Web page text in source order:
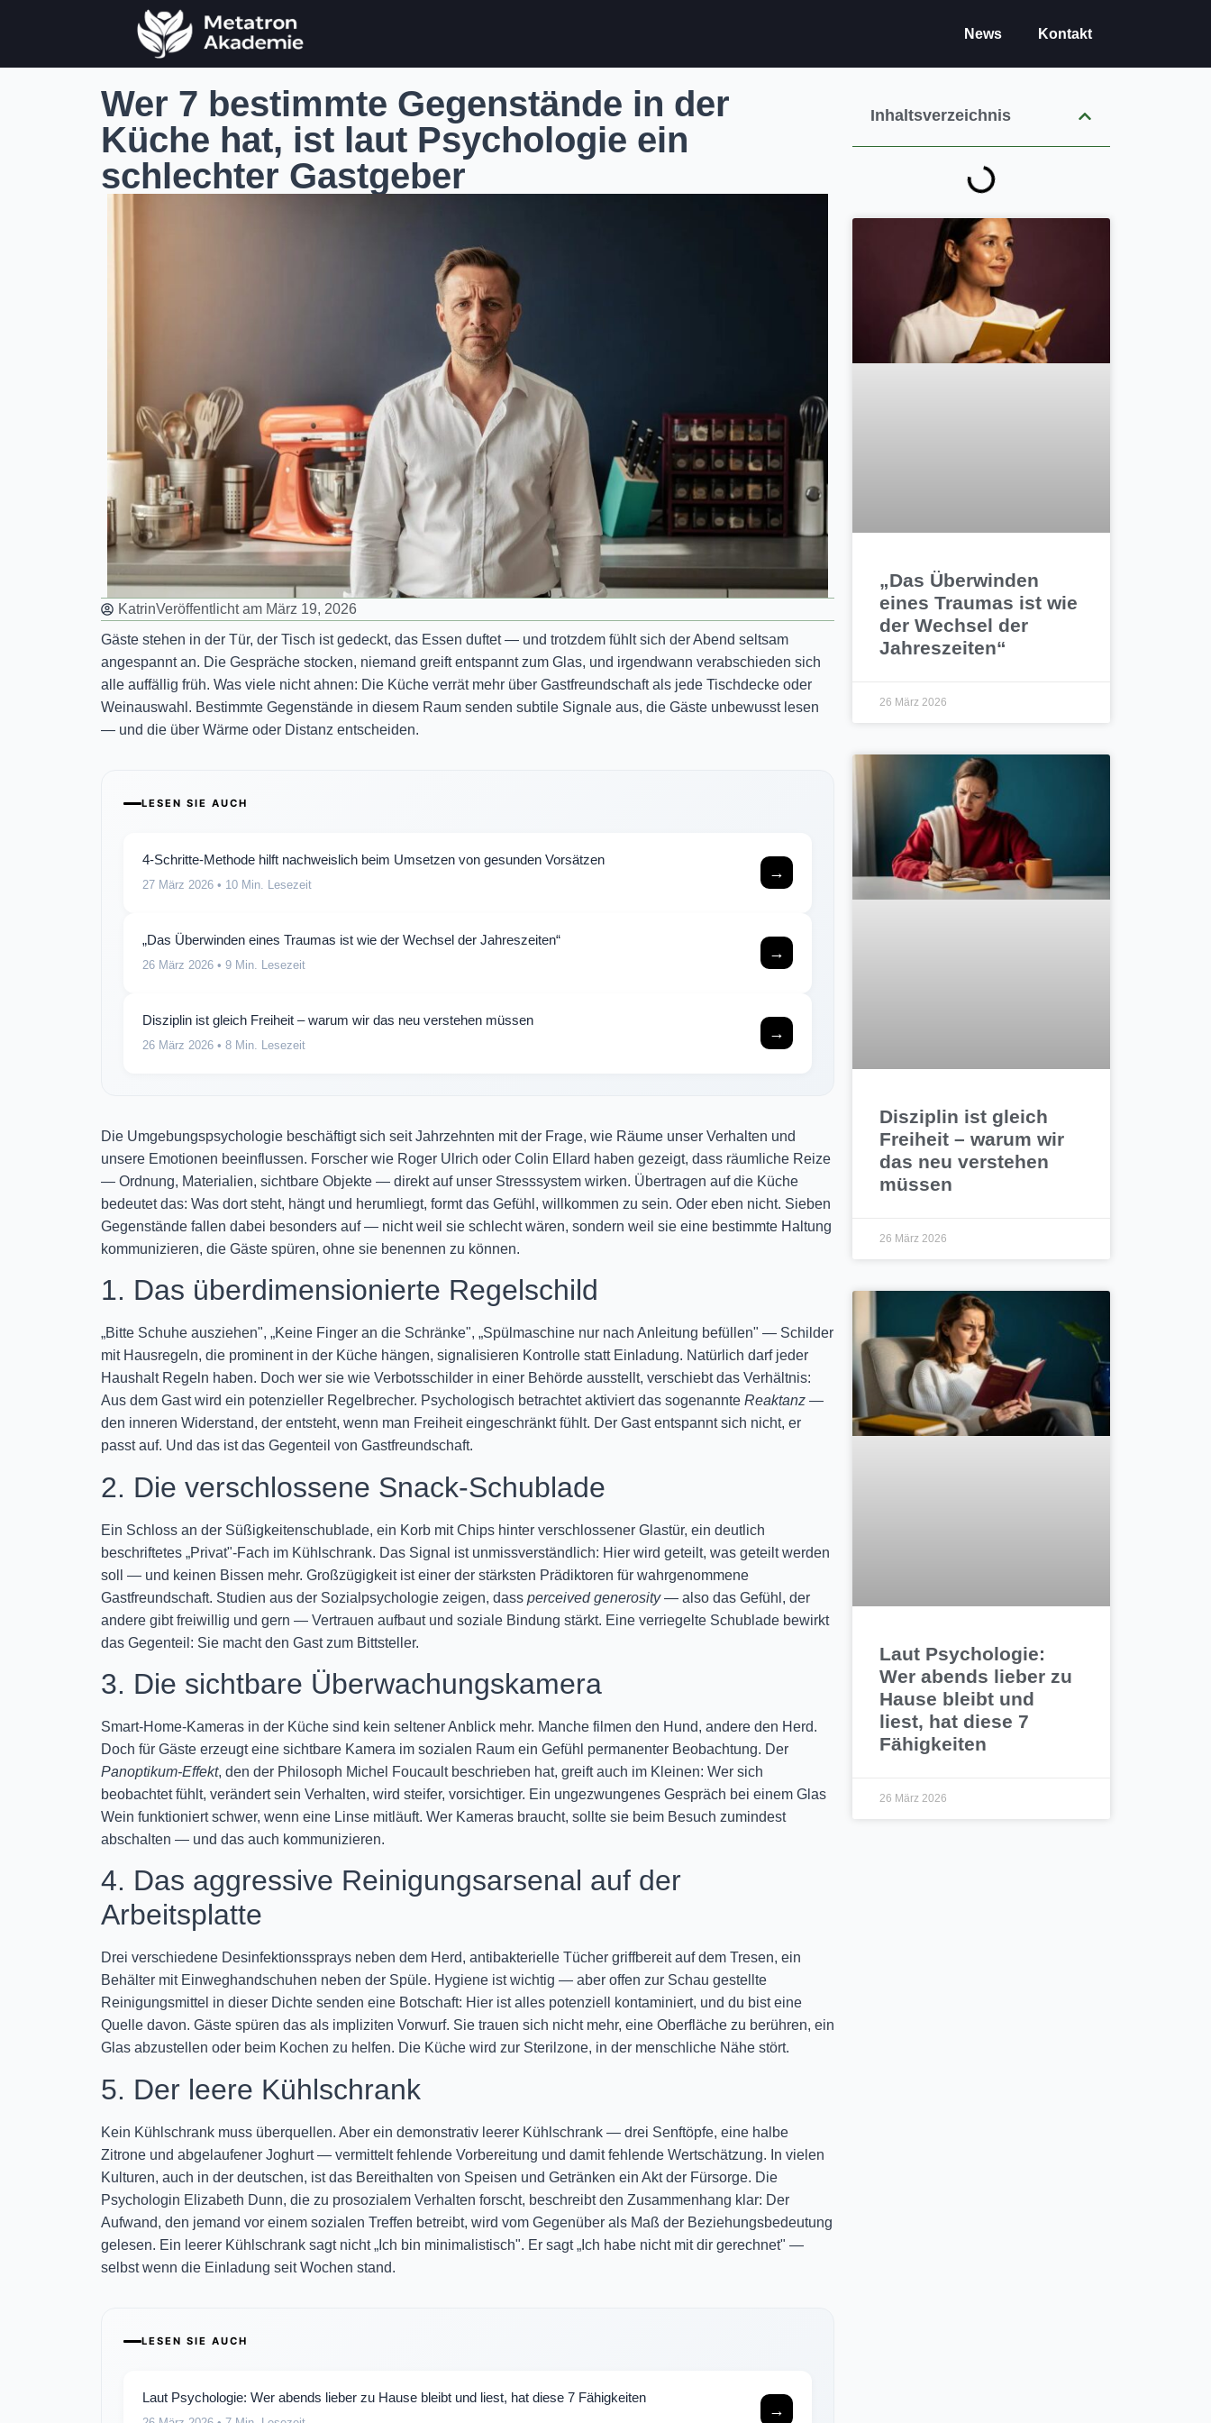
News Kontakt
Inhaltsverzeichnis
„Das Überwinden
eines Traumas ist wie
der Wechsel der
Jahreszeiten“
26 März 2026
Disziplin ist gleich
Freiheit – warum wir
das neu verstehen
müssen
26 März 2026
Laut Psychologie:
Wer abends lieber zu
Hause bleibt und
liest, hat diese 7
Fähigkeiten
26 März 2026
Wer 7 bestimmte Gegenstände in der
Küche hat, ist laut Psychologie ein
schlechter Gastgeber
KatrinVeröffentlicht am März 19, 2026
Gäste stehen in der Tür, der Tisch ist gedeckt, das Essen duftet — und trotzdem fühlt sich der Abend seltsam
angespannt an. Die Gespräche stocken, niemand greift entspannt zum Glas, und irgendwann verabschieden sich
alle auffällig früh. Was viele nicht ahnen: Die Küche verrät mehr über Gastfreundschaft als jede Tischdecke oder
Weinauswahl. Bestimmte Gegenstände in diesem Raum senden subtile Signale aus, die Gäste unbewusst lesen
— und die über Wärme oder Distanz entscheiden.
LESEN SIE AUCH
4-Schritte-Methode hilft nachweislich beim Umsetzen von gesunden Vorsätzen
27 März 2026 • 10 Min. Lesezeit
→
„Das Überwinden eines Traumas ist wie der Wechsel der Jahreszeiten“
26 März 2026 • 9 Min. Lesezeit
→
Disziplin ist gleich Freiheit – warum wir das neu verstehen müssen
26 März 2026 • 8 Min. Lesezeit
→
Die Umgebungspsychologie beschäftigt sich seit Jahrzehnten mit der Frage, wie Räume unser Verhalten und
unsere Emotionen beeinflussen. Forscher wie Roger Ulrich oder Colin Ellard haben gezeigt, dass räumliche Reize
— Ordnung, Materialien, sichtbare Objekte — direkt auf unser Stresssystem wirken. Übertragen auf die Küche
bedeutet das: Was dort steht, hängt und herumliegt, formt das Gefühl, willkommen zu sein. Oder eben nicht. Sieben
Gegenstände fallen dabei besonders auf — nicht weil sie schlecht wären, sondern weil sie eine bestimmte Haltung
kommunizieren, die Gäste spüren, ohne sie benennen zu können.
1. Das überdimensionierte Regelschild
„Bitte Schuhe ausziehen", „Keine Finger an die Schränke", „Spülmaschine nur nach Anleitung befüllen" — Schilder
mit Hausregeln, die prominent in der Küche hängen, signalisieren Kontrolle statt Einladung. Natürlich darf jeder
Haushalt Regeln haben. Doch wer sie wie Verbotsschilder in einer Behörde ausstellt, verschiebt das Verhältnis:
Aus dem Gast wird ein potenzieller Regelbrecher. Psychologisch betrachtet aktiviert das sogenannte Reaktanz —
den inneren Widerstand, der entsteht, wenn man Freiheit eingeschränkt fühlt. Der Gast entspannt sich nicht, er
passt auf. Und das ist das Gegenteil von Gastfreundschaft.
2. Die verschlossene Snack-Schublade
Ein Schloss an der Süßigkeitenschublade, ein Korb mit Chips hinter verschlossener Glastür, ein deutlich
beschriftetes „Privat"-Fach im Kühlschrank. Das Signal ist unmissverständlich: Hier wird geteilt, was geteilt werden
soll — und keinen Bissen mehr. Großzügigkeit ist einer der stärksten Prädiktoren für wahrgenommene
Gastfreundschaft. Studien aus der Sozialpsychologie zeigen, dass perceived generosity— also das Gefühl, der
andere gibt freiwillig und gern — Vertrauen aufbaut und soziale Bindung stärkt. Eine verriegelte Schublade bewirkt
das Gegenteil: Sie macht den Gast zum Bittsteller.
3. Die sichtbare Überwachungskamera
Smart-Home-Kameras in der Küche sind kein seltener Anblick mehr. Manche filmen den Hund, andere den Herd.
Doch für Gäste erzeugt eine sichtbare Kamera im sozialen Raum ein Gefühl permanenter Beobachtung. Der
Panoptikum-Effekt, den der Philosoph Michel Foucault beschrieben hat, greift auch im Kleinen: Wer sich
beobachtet fühlt, verändert sein Verhalten, wird steifer, vorsichtiger. Ein ungezwungenes Gespräch bei einem Glas
Wein funktioniert schwer, wenn eine Linse mitläuft. Wer Kameras braucht, sollte sie beim Besuch zumindest
abschalten — und das auch kommunizieren.
4. Das aggressive Reinigungsarsenal auf der
Arbeitsplatte
Drei verschiedene Desinfektionssprays neben dem Herd, antibakterielle Tücher griffbereit auf dem Tresen, ein
Behälter mit Einweghandschuhen neben der Spüle. Hygiene ist wichtig — aber offen zur Schau gestellte
Reinigungsmittel in dieser Dichte senden eine Botschaft: Hier ist alles potenziell kontaminiert, und du bist eine
Quelle davon. Gäste spüren das als impliziten Vorwurf. Sie trauen sich nicht mehr, eine Oberfläche zu berühren, ein
Glas abzustellen oder beim Kochen zu helfen. Die Küche wird zur Sterilzone, in der menschliche Nähe stört.
5. Der leere Kühlschrank
Kein Kühlschrank muss überquellen. Aber ein demonstrativ leerer Kühlschrank — drei Senftöpfe, eine halbe
Zitrone und abgelaufener Joghurt — vermittelt fehlende Vorbereitung und damit fehlende Wertschätzung. In vielen
Kulturen, auch in der deutschen, ist das Bereithalten von Speisen und Getränken ein Akt der Fürsorge. Die
Psychologin Elizabeth Dunn, die zu prosozialem Verhalten forscht, beschreibt den Zusammenhang klar: Der
Aufwand, den jemand vor einem sozialen Treffen betreibt, wird vom Gegenüber als Maß der Beziehungsbedeutung
gelesen. Ein leerer Kühlschrank sagt nicht „Ich bin minimalistisch". Er sagt „Ich habe nicht mit dir gerechnet" —
selbst wenn die Einladung seit Wochen stand.
LESEN SIE AUCH
Laut Psychologie: Wer abends lieber zu Hause bleibt und liest, hat diese 7 Fähigkeiten
→